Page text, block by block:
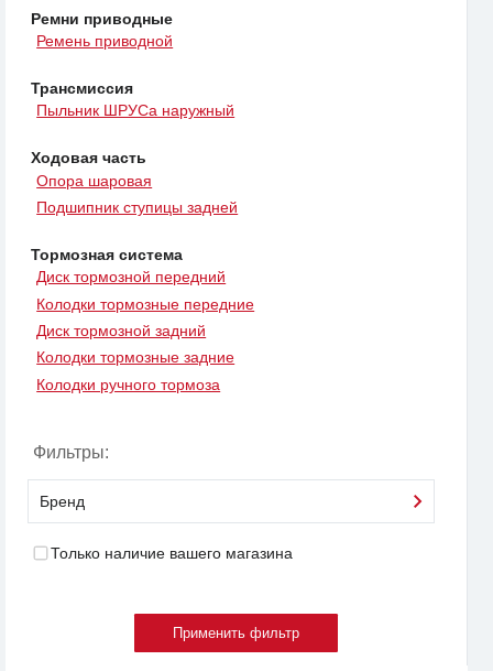
Ремни приводные
Ремень приводной
Трансмиссия
Пыльник ШРУСа наружный
Ходовая часть
Опора шаровая
Подшипник ступицы задней
Тормозная система
Диск тормозной передний
Колодки тормозные передние
Диск тормозной задний
Колодки тормозные задние
Колодки ручного тормоза
Фильтры:
Бренд
Только наличие вашего магазина